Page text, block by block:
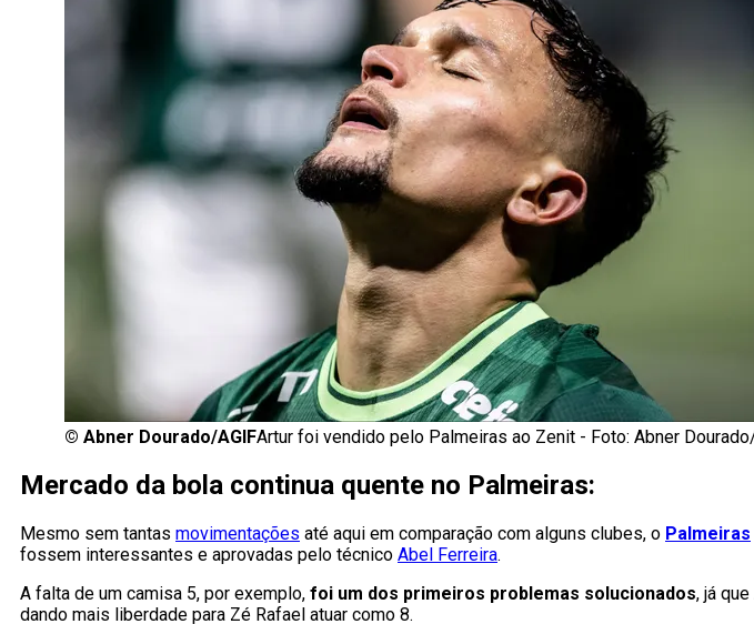
© Abner Dourado/AGIFArtur foi vendido pelo Palmeiras ao Zenit - Foto: Abner
Mercado da bola continua quente no Palmeiras:
Mesmo sem tantas movimentações até aqui em comparação com alguns clubes, o Palmeiras
fossem interessantes e aprovadas pelo técnico Abel Ferreira.
A falta de um camisa 5, por exemplo, foi um dos primeiros problemas solucionados, já
dando mais liberdade para Zé Rafael atuar como 8.